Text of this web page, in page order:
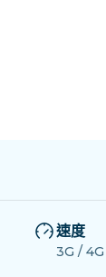
速度
3G /